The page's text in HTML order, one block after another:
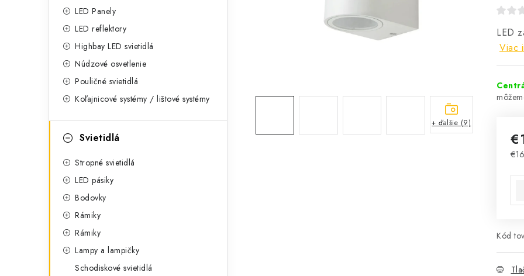
l
LED Panely
LED reflektory
Highbay LED svietidlá
Núdzové osvetlenie
Pouličné svietidlá
Koľajnicové systémy / lištové systémy
Svietidlá
Stropné svietidlá
LED pásiky
Bodovky
Rámiky
Rámiky
Lampy a lampičky
Schodiskové svietidlá
LED
Viac
Kód
+ ďalšie (9)